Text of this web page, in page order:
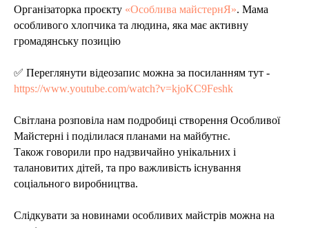
Організаторка проєкту «Особлива майстернЯ». Мама
особливого хлопчика та людина, яка має активну
громадянську позицію
✅ Переглянути відеозапис можна за посиланням тут -
https://www.youtube.com/watch?v=kjoKC9Feshk
Світлана розповіла нам подробиці створення Особливої
Майстерні і поділилася планами на майбутнє.
Також говорили про надзвичайно унікальних і
талановитих дітей, та про важливість існування
соціального виробництва.
Слідкувати за новинами особливих майстрів можна на